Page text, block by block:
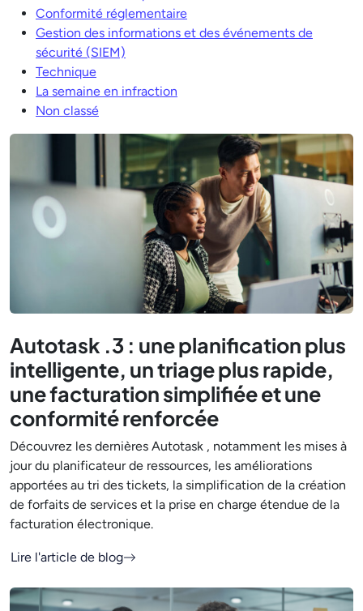
Conformité réglementaire
Gestion des informations et des événements de
sécurité (SIEM)
Technique
La semaine en infraction
Non classé
Autotask .3 : une planification plus
intelligente, un triage plus rapide,
une facturation simplifiée et une
conformité renforcée
Découvrez les dernières Autotask , notamment les mises à
jour du planificateur de ressources, les améliorations
apportées au tri des tickets, la simplification de la création
de forfaits de services et la prise en charge étendue de la
facturation électronique.
Lire l'article de blog